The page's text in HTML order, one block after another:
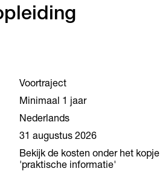
Voortraject
Minimaal 1 jaar
Nederlands
31 augustus 2026
Bekijk de kosten onder het kopje
'praktische informatie'